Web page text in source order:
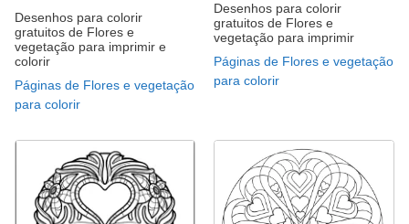
Desenhos para colorir
gratuitos de Flores e
vegetação para imprimir e
colorir
Páginas de Flores e vegetação
para colorir
Desenhos para colorir
gratuitos de Flores e
vegetação para imprimir
Páginas de Flores e vegetação
para colorir